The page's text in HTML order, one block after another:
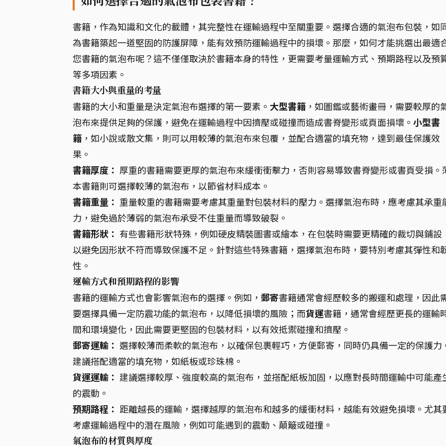
書籍，作為知識和文化的載體，其完整性在運輸過程中至關重要。選擇合適的氣泡布包裝，如
為書籍築起一道堅固的防護屏障，能有效預防運輸過程中的損壞。那麼，如何才能挑選出最適
您書籍的氣泡布呢？這不僅僅取決於書籍本身的特性，更需要考量運輸方式、預期路程以及預
等多項因素。
書籍大小與重量的考量
書籍的大小和重量是決定氣泡布選擇的第一要素。 大型書籍 ，如圖鑑或藝術畫冊，需要較厚的
泡布來提供足夠的保護，避免在運輸過程中因擠壓或碰撞而造成書脊變形或頁面損壞。 小型書
籍 ，如小說或散文集，則可以用較薄的氣泡布來包覆，並配合適當的填充物，達到最佳保護效
果。
書籍厚度： 厚重的書籍需要更厚的氣泡布來緩衝衝擊力，否則容易導致書脊變形或書頁受損。
本書籍則可選擇較薄的氣泡布，以節省材料成本。
書籍重量： 重量較重的書籍需要考慮其重量對包裝材料的壓力。選擇氣泡布時，應考慮其承重
力，避免過於薄弱的氣泡布承受不住重量而導致破裂。
書籍形狀： 有些書籍形狀特殊，例如硬皮精裝圖書或繪本，在包裝時需要更精確的裁切與鋪設
以避免因形狀不符而導致保護不足。針對這些特殊書籍，選擇氣泡布時，要特別考慮其彈性和
性。
運輸方式和預期路程的影響
書籍的運輸方式也會影響氣泡布的選擇。例如， 郵寄書籍通常會經歷較多的搬運和處理，因此
要選擇具備一定防震功能的氣泡布，以降低損壞的風險；而貨運書籍，通常會經歷更長的運輸
間和環境變化，因此需要更堅固的包裝材料，以有效抵禦碰撞和擠壓。
郵寄運輸： 選擇較薄而柔軟的氣泡布，以確保包裹輕巧，方便郵寄，同時仍具備一定的保護力
建議搭配適當的填充物，如紙板或珍珠棉。
貨運運輸： 建議選擇較厚、強度較高的氣泡布，並搭配紙板加固，以應對長時間運輸中可能產
的震動。
預期路程： 距離越長的運輸，選擇越厚的氣泡布和越多的緩衝材料，越能有效避免損壞。尤其
考慮運輸過程中的潛在風險，例如可能遇到的震動、顛簸或碰撞。
氣泡布的材質與厚度